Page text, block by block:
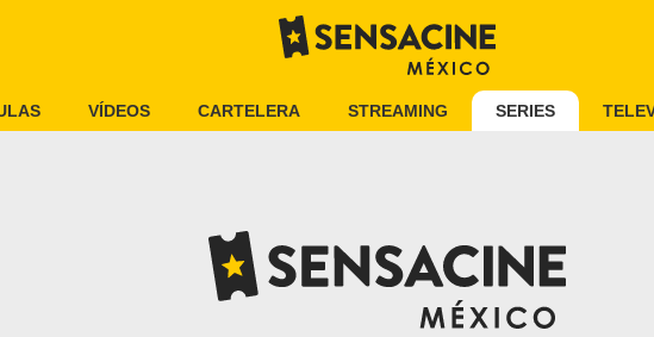
VÍDEOS CARTELERA STREAMING SERIES